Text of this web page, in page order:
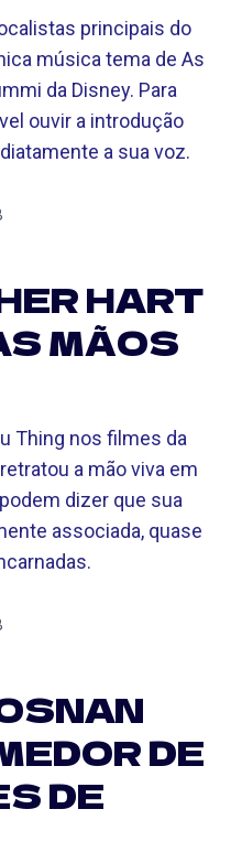
principais do
música tema de As
da Disney. Para
ouvir a introdução
a sua voz.
HART
MÃOS
Thing nos filmes da
a mão viva em
dizer que sua
associada, quase
DE
DE